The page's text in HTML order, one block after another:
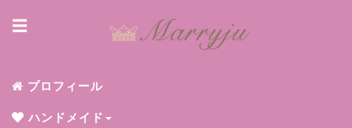
☰
プロフィール
ハンドメイド